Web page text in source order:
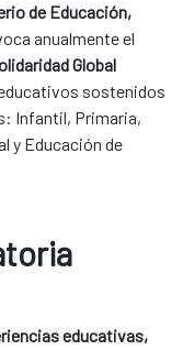
de Educación,
anualmente el
Global
sostenidos
Infantil, Primaria,
y Educación de
educativas,